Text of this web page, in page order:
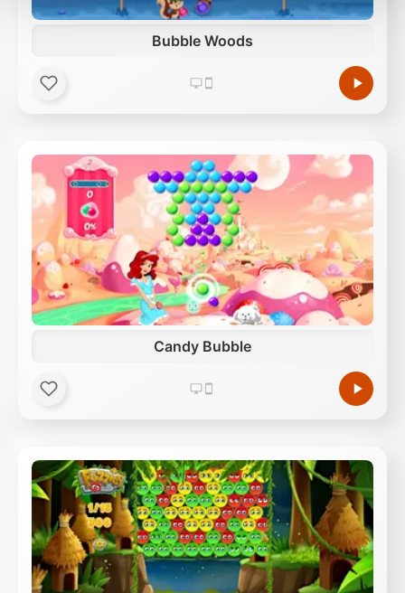
Verwendung unserer Website an unsere Partner für
soziale Medien, Werbung und Analysen weiter.
möglicherweise mit weiteren Daten zusammen, die
Sie ihnen bereitgestellt haben oder die sie im Rahmen
Bubble Woods
Candy Bubble